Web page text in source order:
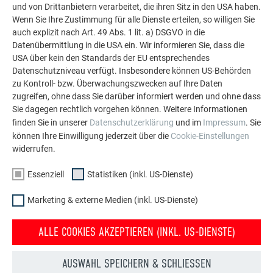
weitere beeindruckende Projekte mit den langlebigen
PREFA Aluminiumlösungen für Dach, Solar und
Fassade.
MEHR REFERENZEN ANSEHEN
und von Drittanbietern verarbeitet, die ihren Sitz in den USA haben.
Wenn Sie Ihre Zustimmung für alle Dienste erteilen, so willigen Sie
auch explizit nach Art. 49 Abs. 1 lit. a) DSGVO in die
Datenübermittlung in die USA ein. Wir informieren Sie, dass die
USA über kein den Standards der EU entsprechendes
Datenschutzniveau verfügt. Insbesondere können US-Behörden
zu Kontroll- bzw. Überwachungszwecken auf Ihre Daten
zugreifen, ohne dass Sie darüber informiert werden und ohne dass
Sie dagegen rechtlich vorgehen können. Weitere Informationen
finden Sie in unserer Datenschutzerklärung und im Impressum. Sie
können Ihre Einwilligung jederzeit über die Cookie-Einstellungen
widerrufen.
Essenziell Statistiken (inkl. US-Dienste)
Marketing & externe Medien (inkl. US-Dienste)
ALLE COOKIES AKZEPTIEREN (INKL. US-DIENSTE)
AUSWAHL SPEICHERN & SCHLIESSEN